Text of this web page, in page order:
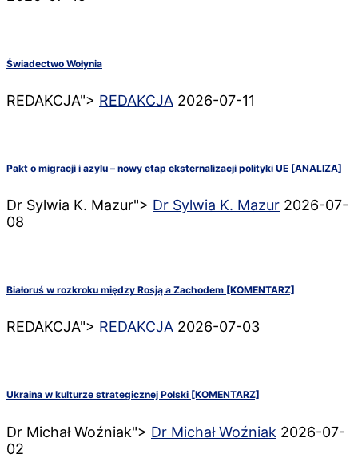
Świadectwo Wołynia
REDAKCJA"> REDAKCJA 2026-07-11
Pakt o migracji i azylu – nowy etap eksternalizacji polityki UE [ANALIZA]
Dr Sylwia K. Mazur"> Dr Sylwia K. Mazur 2026-07-
08
Białoruś w rozkroku między Rosją a Zachodem [KOMENTARZ]
REDAKCJA"> REDAKCJA 2026-07-03
Ukraina w kulturze strategicznej Polski [KOMENTARZ]
Dr Michał Woźniak"> Dr Michał Woźniak 2026-07-
02